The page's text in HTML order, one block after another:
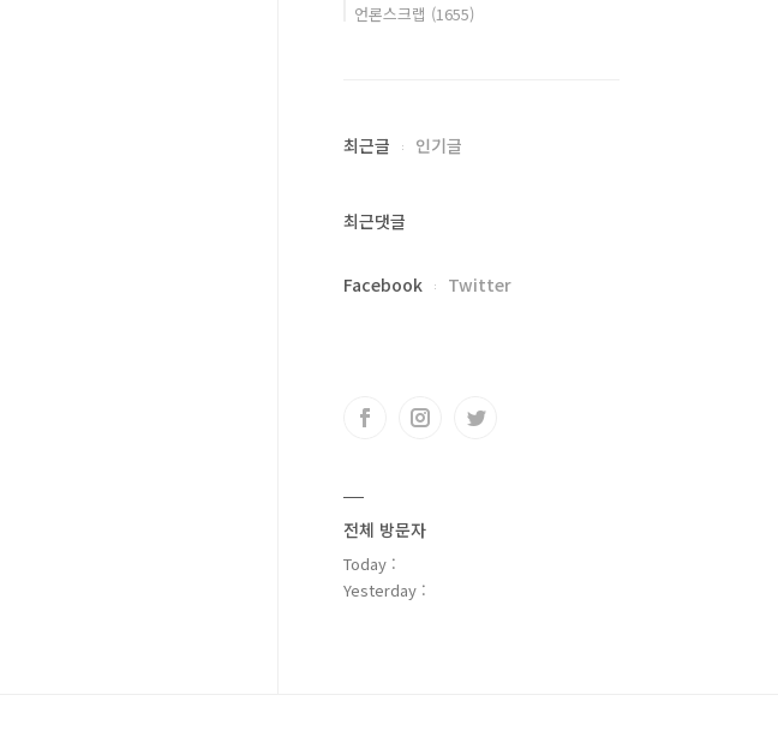
언론스크랩 (1655)
최근글 인기글
최근댓글
Facebook Twitter
전체 방문자
Today :
Yesterday :